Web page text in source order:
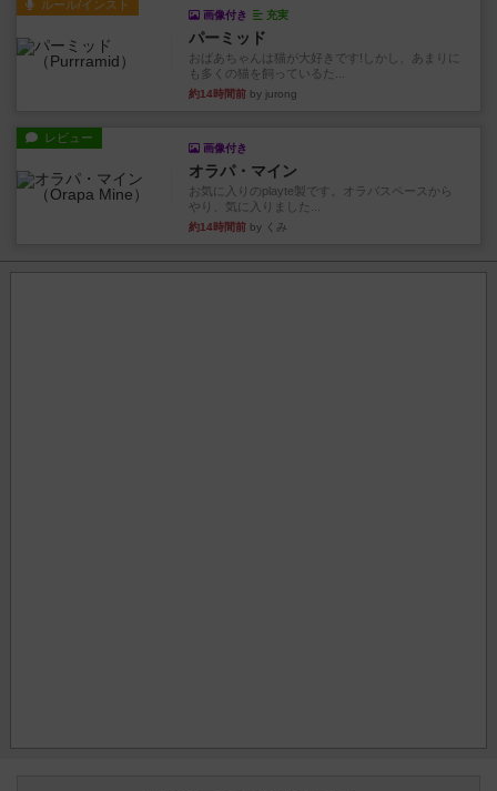
ルール/インスト
画像付き 充実
パーミッド
おばあちゃんは猫が大好きです!しかし、あまりに
も多くの猫を飼っているた...
約14時間前 by jurong
レビュー
画像付き
オラパ・マイン
お気に入りのplayte製です。オラパスペースから
やり、気に入りました...
約14時間前 by くみ